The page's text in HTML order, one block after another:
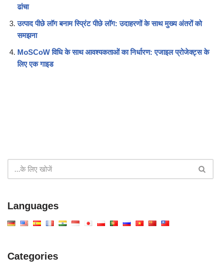
ढांचा
उत्पाद पीछे लॉग बनाम स्प्रिंट पीछे लॉग: उदाहरणों के साथ मुख्य अंतरों को
समझना
MoSCoW विधि के साथ आवश्यकताओं का निर्धारण: एजाइल प्रोजेक्ट्स के
लिए एक गाइड
Languages
Categories